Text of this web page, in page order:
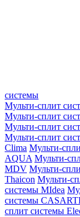
системы
Мульти-сплит
Мульти-сплит
Мульти-сплит
Мульти-сплит
Clima Мульти-
AQUA Мульти-
MDV Мульти-
Thaicon Мульти-
системы MIdea
системы
сплит системы